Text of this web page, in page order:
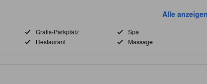
Alle anzeigen
Gratis-Parkplatz
Spa
Restaurant Massage